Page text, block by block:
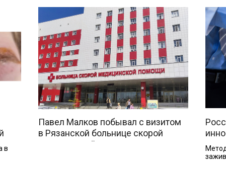
в
Павел Малков побывал с визитом
в Рязанской больнице скорой
медицинской помощи
ран